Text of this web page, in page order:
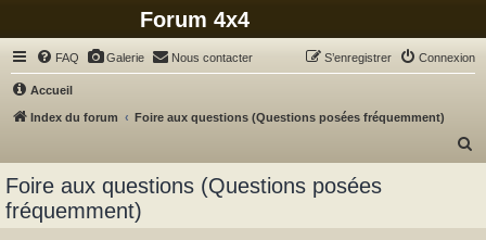
Forum 4x4
FAQ Galerie Nous contacter Connexion
S’enregistrer
Accueil
Index du forum
Foire aux questions (Questions posées fréquemment)
Foire aux questions (Questions posées
fréquemment)